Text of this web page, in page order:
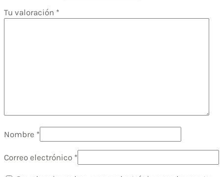
Tu valoración *
Nombre *
Correo electrónico *